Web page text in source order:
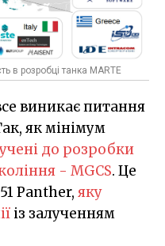
в розробці танка MARTE
виникає питання
як мінімум
до розробки
- MGCS. Це
Panther, яку
із залученням